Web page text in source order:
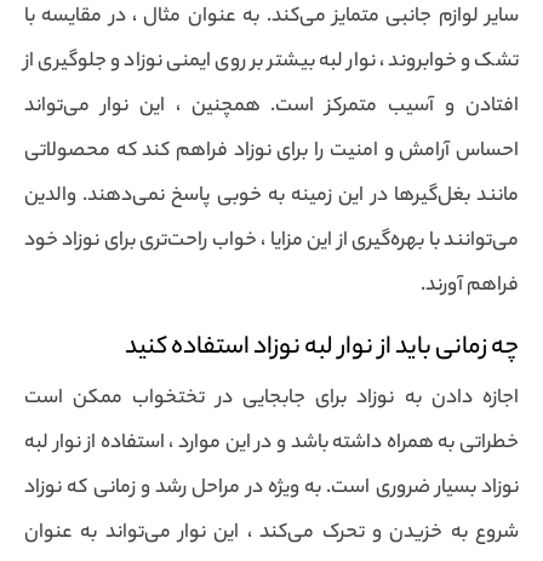
سایر لوازم جانبی متمایز می‌کند. به عنوان مثال ، در مقایسه با
تشک و خوابروند ، نوار لبه بیشتر بر روی ایمنی نوزاد و جلوگیری از
افتادن و آسیب متمرکز است. همچنین ، این نوار می‌تواند
احساس آرامش و امنیت را برای نوزاد فراهم کند که محصولاتی
مانند بغل‌گیرها در این زمینه به خوبی پاسخ نمی‌دهند. والدین
می‌توانند با بهره‌گیری از این مزایا ، خواب راحت‌تری برای نوزاد خود
فراهم آورند.
چه زمانی باید از نوار لبه نوزاد استفاده کنید
اجازه دادن به نوزاد برای جابجایی در تختخواب ممکن است
خطراتی به همراه داشته باشد و در این موارد ، استفاده از نوار لبه
نوزاد بسیار ضروری است. به ویژه در مراحل رشد و زمانی که نوزاد
شروع به خزیدن و تحرک می‌کند ، این نوار می‌تواند به عنوان